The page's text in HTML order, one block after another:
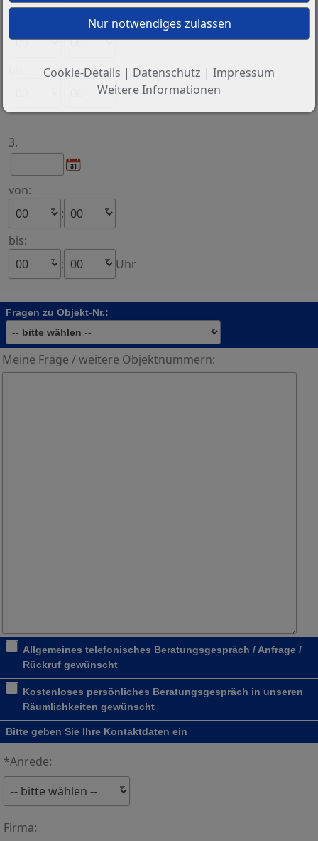
:
Uhr
3.
von:
:
bis:
:
Uhr
Fragen zu Objekt-Nr.:
Meine Frage / weitere Objektnummern:
Allgemeines telefonisches Beratungsgespräch / Anfrage /
Rückruf gewünscht
Kostenloses persönliches Beratungsgespräch in unseren
Räumlichkeiten gewünscht
Bitte geben Sie Ihre Kontaktdaten ein
*Anrede:
Firma:
Cookie-Details | Datenschutz | Impressum
Weitere Informationen